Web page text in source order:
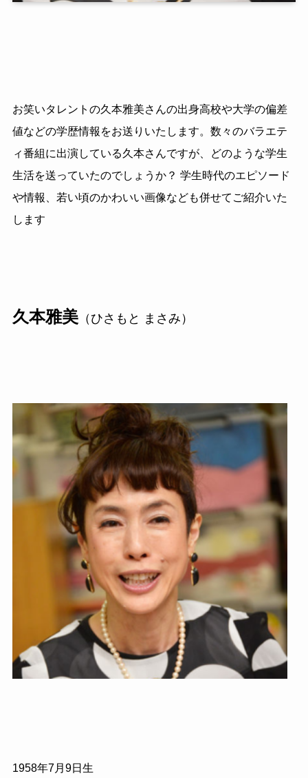
お笑いタレントの久本雅美さんの出身高校や大学の偏差
値などの学歴情報をお送りいたします。数々のバラエテ
ィ番組に出演している久本さんですが、どのような学生
生活を送っていたのでしょうか？ 学生時代のエピソード
や情報、若い頃のかわいい画像なども併せてご紹介いた
します
久本雅美（ひさもと まさみ）
1958年7月 9日生